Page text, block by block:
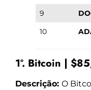
9
10
1º. Bitcoin |
Descrição: O